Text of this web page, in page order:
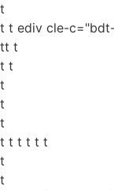
t
t t ediv cle-
tt t
t t
t
t
t
t t t t t t
t
t